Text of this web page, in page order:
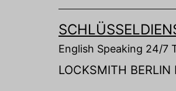
English Speaking 24/7
LOCKSMITH BERLIN